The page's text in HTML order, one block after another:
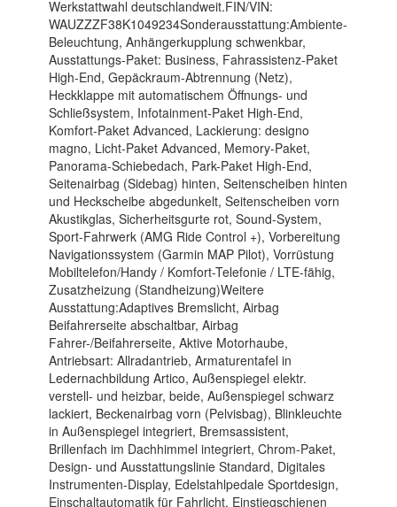
Werkstattwahl deutschlandweit.FIN/VIN:
WAUZZZF38K1049234Sonderausstattung:Ambiente-
Beleuchtung, Anhängerkupplung schwenkbar,
Ausstattungs-Paket: Business, Fahrassistenz-Paket
High-End, Gepäckraum-Abtrennung (Netz),
Heckklappe mit automatischem Öffnungs- und
Schließsystem, Infotainment-Paket High-End,
Komfort-Paket Advanced, Lackierung: designo
magno, Licht-Paket Advanced, Memory-Paket,
Panorama-Schiebedach, Park-Paket High-End,
Seitenairbag (Sidebag) hinten, Seitenscheiben hinten
und Heckscheibe abgedunkelt, Seitenscheiben vorn
Akustikglas, Sicherheitsgurte rot, Sound-System,
Sport-Fahrwerk (AMG Ride Control +), Vorbereitung
Navigationssystem (Garmin MAP Pilot), Vorrüstung
Mobiltelefon/Handy / Komfort-Telefonie / LTE-fähig,
Zusatzheizung (Standheizung)Weitere
Ausstattung:Adaptives Bremslicht, Airbag
Beifahrerseite abschaltbar, Airbag
Fahrer-/Beifahrerseite, Aktive Motorhaube,
Antriebsart: Allradantrieb, Armaturentafel in
Ledernachbildung Artico, Außenspiegel elektr.
verstell- und heizbar, beide, Außenspiegel schwarz
lackiert, Beckenairbag vorn (Pelvisbag), Blinkleuchte
in Außenspiegel integriert, Bremsassistent,
Brillenfach im Dachhimmel integriert, Chrom-Paket,
Design- und Ausstattungslinie Standard, Digitales
Instrumenten-Display, Edelstahlpedale Sportdesign,
Einschaltautomatik für Fahrlicht, Einstiegschienen